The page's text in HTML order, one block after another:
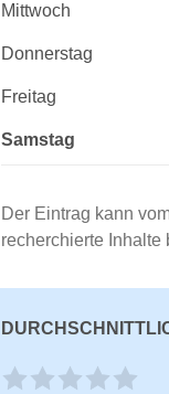
Mittwoch
Donnerstag
Freitag
Samstag
Der Eintrag kann
recherchierte Inhalte